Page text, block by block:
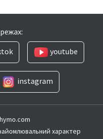
youtube
instagram
характер